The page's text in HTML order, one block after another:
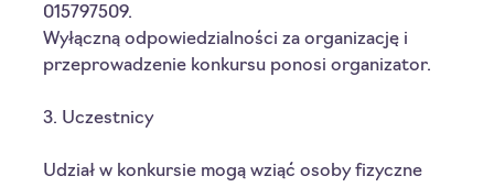
015797509.
Wyłączną odpowiedzialności za organizację i
przeprowadzenie konkursu ponosi organizator.
3. Uczestnicy
Udział w konkursie mogą wziąć osoby fizyczne